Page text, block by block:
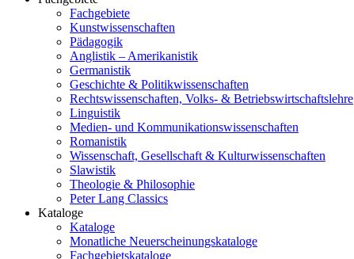
Fachgebiete
Kunstwissenschaften
Pädagogik
Anglistik – Amerikanistik
Germanistik
Geschichte & Politikwissenschaften
Rechtswissenschaften, Volks- & Betriebswirtschaftslehre
Linguistik
Medien- und Kommunikationswissenschaften
Romanistik
Wissenschaft, Gesellschaft & Kulturwissenschaften
Slawistik
Theologie & Philosophie
Peter Lang Classics
Kataloge
Kataloge
Monatliche Neuerscheinungskataloge
Fachgebietskataloge